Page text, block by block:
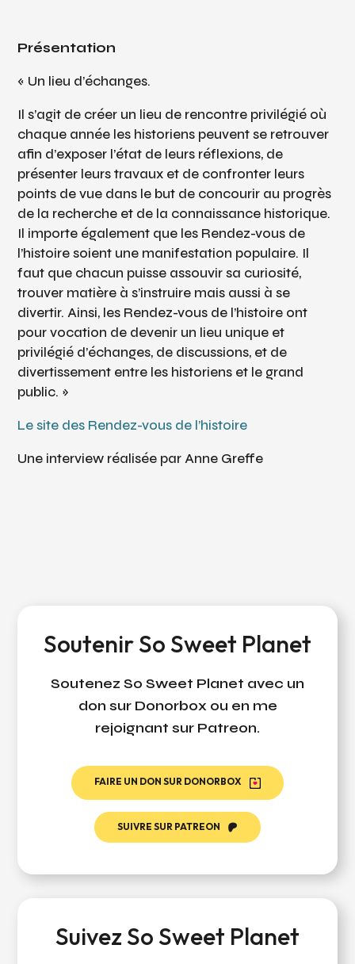
Présentation
« Un lieu d’échanges.
Il s’agit de créer un lieu de rencontre privilégié où
chaque année les historiens peuvent se retrouver
afin d’exposer l’état de leurs réflexions, de
présenter leurs travaux et de confronter leurs
points de vue dans le but de concourir au progrès
de la recherche et de la connaissance historique.
Il importe également que les Rendez-vous de
l’histoire soient une manifestation populaire. Il
faut que chacun puisse assouvir sa curiosité,
trouver matière à s’instruire mais aussi à se
divertir. Ainsi, les Rendez-vous de l’histoire ont
pour vocation de devenir un lieu unique et
privilégié d’échanges, de discussions, et de
divertissement entre les historiens et le grand
public. »
Le site des Rendez-vous de l’histoire
Une interview réalisée par Anne Greffe
Soutenir So Sweet Planet
Soutenez So Sweet Planet avec un
don sur Donorbox ou en me
rejoignant sur Patreon.
FAIRE UN DON SUR DONORBOX
SUIVRE SUR PATREON
Suivez So Sweet Planet